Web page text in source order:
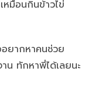
หมือนกินข้าวไข่
ยากหาคนช่วย
น ทักหาพี่ได้เลยนะ